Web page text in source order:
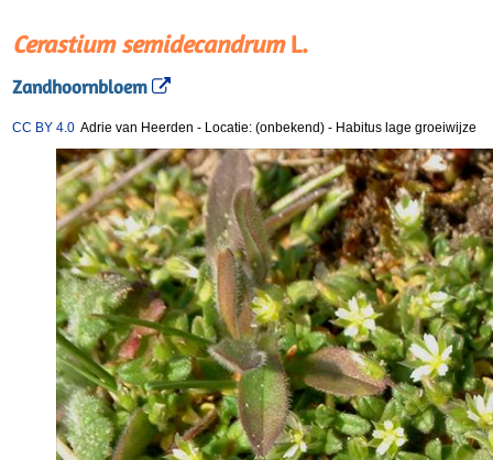
Cerastium semidecandrumL.
Zandhoornbloem
CC BY 4.0 Adrie van Heerden - Locatie: (onbekend) - Habitus lage groeiwijze